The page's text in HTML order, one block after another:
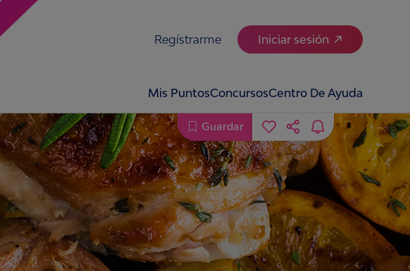
Regístrarme Iniciar sesión
Mis PuntosConcursosCentro De Ayuda
Guardar